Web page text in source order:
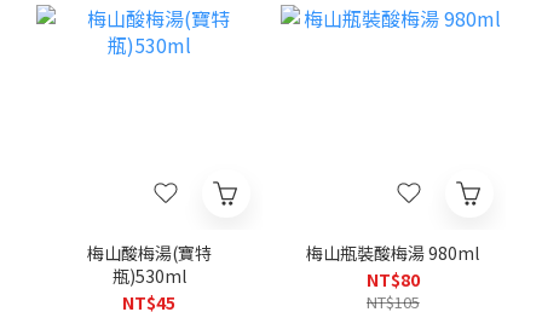
梅山酸梅湯(寶特
瓶)530ml
NT$45
梅山瓶裝酸梅湯 980ml
NT$80
NT$105